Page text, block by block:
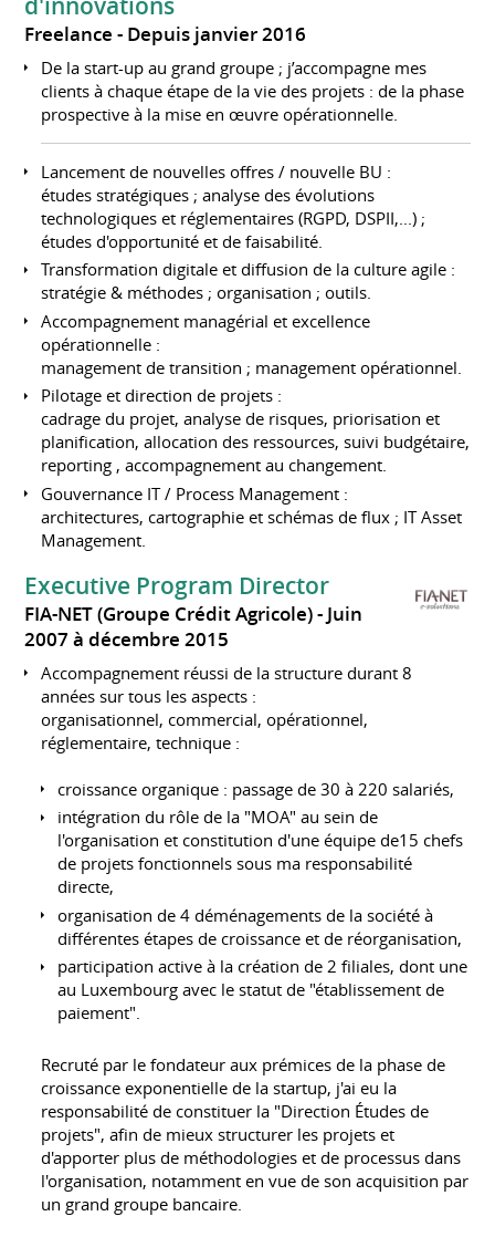
Freelance Depuis janvier 2016
De la start-up au grand groupe ; j’accompagne mes
clients à chaque étape de la vie des projets : de la phase
prospective à la mise en œuvre opérationnelle.
Lancement de nouvelles offres / nouvelle BU :
études stratégiques ; analyse des évolutions
technologiques et réglementaires (RGPD, DSPII,...) ;
études d'opportunité et de faisabilité.
Transformation digitale et diffusion de la culture agile :
stratégie & méthodes ; organisation ; outils.
Accompagnement managérial et excellence
opérationnelle :
management de transition ; management opérationnel.
Pilotage et direction de projets :
cadrage du projet, analyse de risques, priorisation et
planification, allocation des ressources, suivi budgétaire,
reporting , accompagnement au changement.
Gouvernance IT / Process Management :
architectures, cartographie et schémas de flux ; IT Asset
Management.
Executive Program Director
FIA-NET (Groupe Crédit Agricole)
Juin
2007 à décembre 2015
Accompagnement réussi de la structure durant 8
années sur tous les aspects :
organisationnel, commercial, opérationnel,
réglementaire, technique :
croissance organique : passage de 30 à 220 salariés,
intégration du rôle de la "MOA" au sein de
l'organisation et constitution d'une équipe de15 chefs
de projets fonctionnels sous ma responsabilité
directe,
organisation de 4 déménagements de la société à
différentes étapes de croissance et de réorganisation,
participation active à la création de 2 filiales, dont une
au Luxembourg avec le statut de "établissement de
paiement".
Recruté par le fondateur aux prémices de la phase de
croissance exponentielle de la startup, j'ai eu la
responsabilité de constituer la "Direction Études de
projets", afin de mieux structurer les projets et
d'apporter plus de méthodologies et de processus dans
l'organisation, notamment en vue de son acquisition par
un grand groupe bancaire.